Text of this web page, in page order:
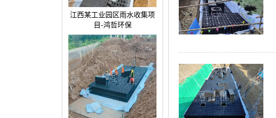
江西某工业园区雨水收集项
目-鸿哲环保